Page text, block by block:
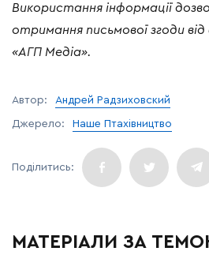
Використання інформації
отримання письмової згоди
«АГП Медіа».
Автор: Андрей Радзиховский
Джерело: Наше Птахівництво
МАТЕРІАЛИ ЗА